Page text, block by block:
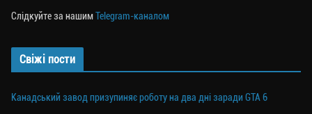
Слідкуйте за нашимTelegram-каналом
Свіжі пости
Канадський завод призупиняє роботу на два дні заради GTA 6